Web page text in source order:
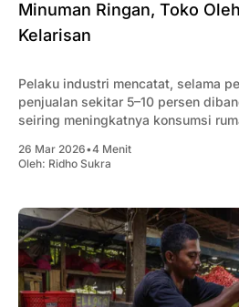
Minuman Ringan, Toko
Kelarisan
Pelaku industri mencatat, selama
penjualan sekitar 5–10 persen
seiring meningkatnya konsumsi
26 Mar 2026•4 Menit
Oleh: Ridho Sukra